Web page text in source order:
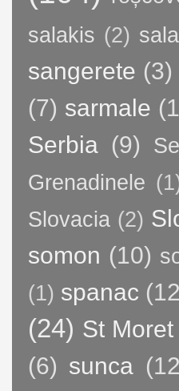
salakis (2)
sangerete (3)
(7) sarmale
Serbia (9)
Grenadinele
Slovacia (2)
somon (10)
(1) spanac
(24) St Moret
(6) sunca